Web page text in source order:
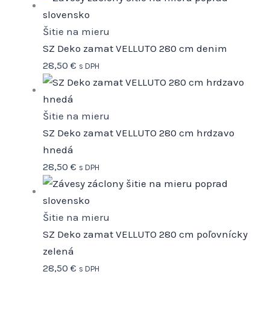
Šitie na mieru
SZ Deko zamat VELLUTO 280 cm denim
28,50 € s DPH
Šitie na mieru
SZ Deko zamat VELLUTO 280 cm hrdzavo
hnedá
28,50 € s DPH
Šitie na mieru
SZ Deko zamat VELLUTO 280 cm poľovnícky
zelená
28,50 € s DPH